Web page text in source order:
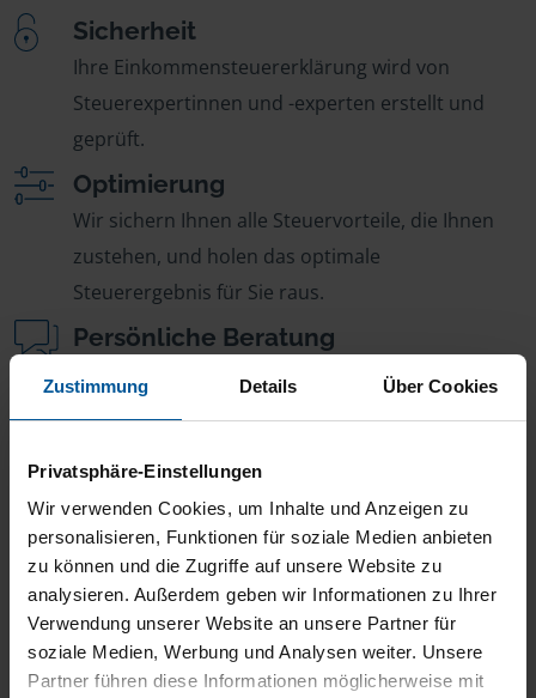
Zustimmung Details Über Cookies
Privatsphäre-Einstellungen
Wir verwenden Cookies, um Inhalte und Anzeigen zu
personalisieren, Funktionen für soziale Medien anbieten
zu können und die Zugriffe auf unsere Website zu
analysieren. Außerdem geben wir Informationen zu Ihrer
Verwendung unserer Website an unsere Partner für
soziale Medien, Werbung und Analysen weiter. Unsere
Partner führen diese Informationen möglicherweise mit
Sicherheit
Ihre Einkommensteuererklärung wird von
Steuerexpertinnen und -experten erstellt und
geprüft.
Optimierung
Wir sichern Ihnen alle Steuervorteile, die Ihnen
zustehen, und holen das optimale
Steuerergebnis für Sie raus.
Persönliche Beratung
Bei Fragen zur Steuer ist Ihre VLH-Beratungsstelle
jährlichen Mitgliedsbeitrag, der sich nach Ihren
Jahreseinnahmen richtet.